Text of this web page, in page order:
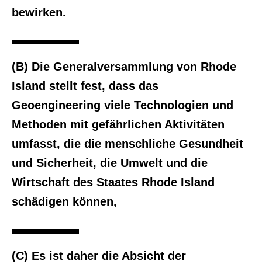
bewirken.
(B) Die Generalversammlung von Rhode
Island stellt fest, dass das
Geoengineering viele Technologien und
Methoden mit gefährlichen Aktivitäten
umfasst, die die menschliche Gesundheit
und Sicherheit, die Umwelt und die
Wirtschaft des Staates Rhode Island
schädigen können,
(C) Es ist daher die Absicht der